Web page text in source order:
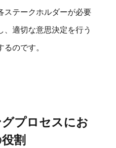
ステークホルダーが必要
、適切な意思決定を行う
のです。
プロセスにお
割